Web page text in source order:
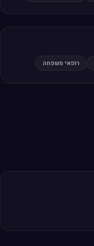
רופאי משפחה